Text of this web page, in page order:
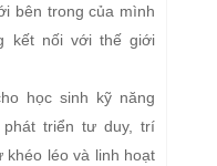
bên trong của mình
kết nối với thế giới
học sinh kỹ năng
triển tư duy, trí
léo và linh hoạt